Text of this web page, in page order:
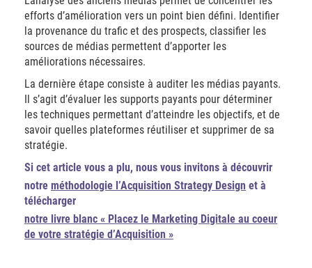
efforts d’amélioration vers un point bien défini. Identifier
la provenance du trafic et des prospects, classifier les
sources de médias permettent d’apporter les
améliorations nécessaires.
La dernière étape consiste à auditer les médias payants.
Il s’agit d’évaluer les supports payants pour déterminer
les techniques permettant d’atteindre les objectifs, et de
savoir quelles plateformes réutiliser et supprimer de sa
stratégie.
Si cet article vous a plu, nous vous invitons à découvrir
notre méthodologie l’Acquisition Strategy Design et à
télécharger
notre livre blanc « Placez le Marketing Digitale au coeur
de votre stratégie d’Acquisition »